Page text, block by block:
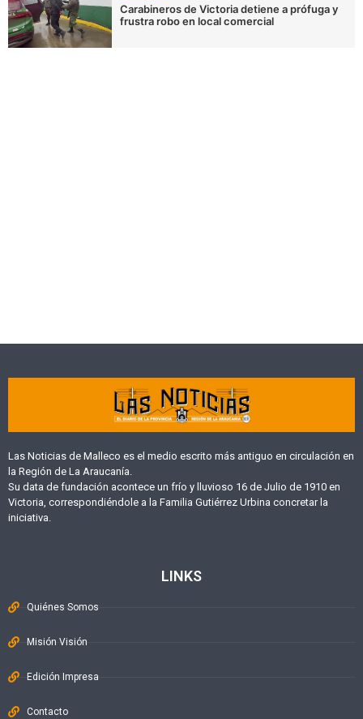
Carabineros de Victoria detiene a prófuga y
frustra robo en local comercial
Las Noticias de Malleco es el medio escrito más antiguo en circulación en
la Región de La Araucanía.
Su data de fundación acontece un frío y lluvioso 16 de Julio de 1910 en
Victoria, correspondiéndole a la Familia Gutiérrez Urbina concretar la
iniciativa.
LINKS
Quiénes Somos
Misión Visión
Edición Impresa
Contacto